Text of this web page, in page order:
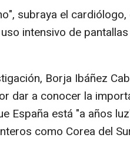
subraya el cardiólogo,
intensivo de
Borja Ibáñez
dar a conocer la
España está "a años
como Corea del